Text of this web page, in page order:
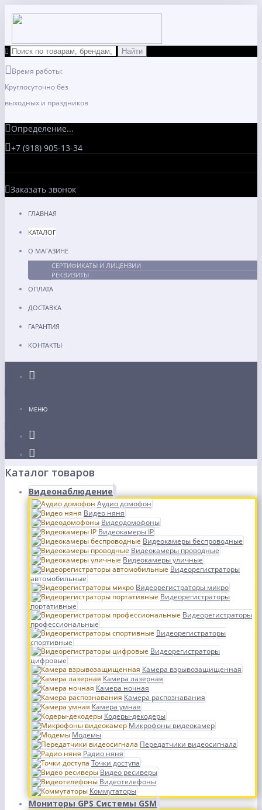
Время работы:
Круглосуточно без
выходных и праздников
Определение...
+7 (918) 905-13-34
Заказать звонок
ГЛАВНАЯ
КАТАЛОГ
О МАГАЗИНЕ
СЕРТИФИКАТЫ И ЛИЦЕНЗИИ
РЕКВИЗИТЫ
ОПЛАТА
ДОСТАВКА
ГАРАНТИЯ
КОНТАКТЫ
МЕНЮ
Каталог товаров
Видеонаблюдение
Аудио домофон
Видео няня
Видеодомофоны
Видеокамеры IP
Видеокамеры беспроводные
Видеокамеры проводные
Видеокамеры уличные
Видеорегистраторы
автомобильные
Видеорегистраторы микро
Видеорегистраторы
портативные
Видеорегистраторы
профессиональные
Видеорегистраторы
спортивные
Видеорегистраторы
цифровые
Камера взрывозащищенная
Камера лазерная
Камера ночная
Камера распознавания
Камера умная
Кодеры-декодеры
Микрофоны видеокамер
Модемы
Передатчики видеосигнала
Радио няня
Точки доступа
Видео ресиверы
Видеотелефоны
Коммутаторы
Мониторы GPS Системы GSM